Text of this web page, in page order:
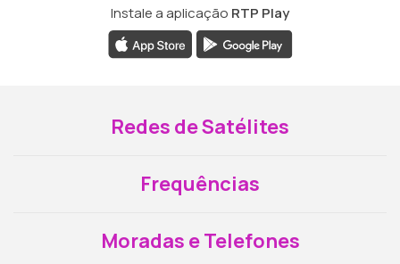
Instale a aplicação RTP Play
Redes de Satélites
Frequências
Moradas e Telefones